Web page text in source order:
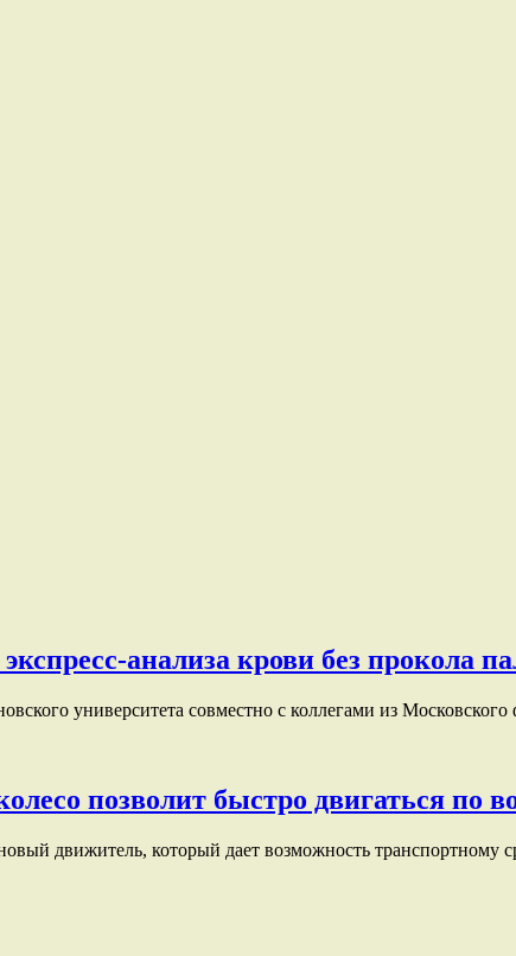
анализа крови без прокола
университета совместно с коллегами из
позволит быстро двигаться по
движитель, который дает возможность транспортному